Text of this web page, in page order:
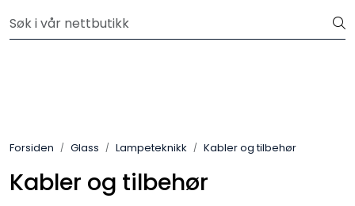
Velkommen til vår nye nettbutikk! Besøk Min side for mer
Forsiden Glass Lampeteknikk Kabler og tilbehør
Kabler og tilbehør
Pulverglasur
Håndverktøy